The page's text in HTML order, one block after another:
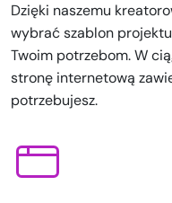
Dzięki naszemu
wybrać szablon
Twoim potrzebom. W
stronę internetową
potrzebujesz.